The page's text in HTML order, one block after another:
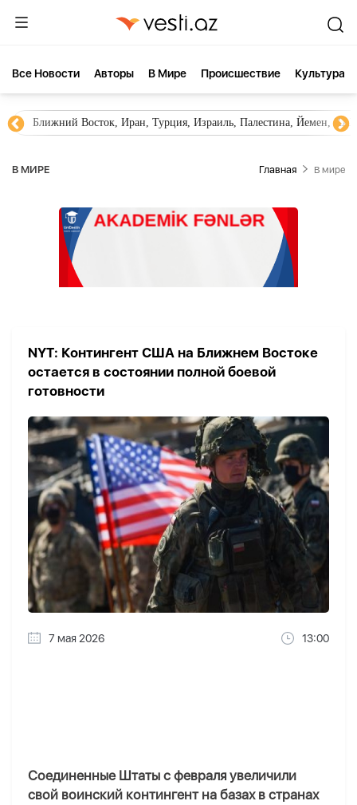
Все Новости Aвторы В Мире Происшествие Культура
Ближний Восток, Иран, Турция, Израиль, Палестина, Йемен,
В МИРЕ Главная В мире
NYT: Контингент США на Ближнем Востоке
остается в состоянии полной боевой
готовности
7 мая 2026 13:00
Соединенные Штаты с февраля увеличили
свой воинский контингент на базах в странах